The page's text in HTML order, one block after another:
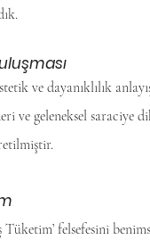
ve dayanıklılık
ve geleneksel
felsefesini